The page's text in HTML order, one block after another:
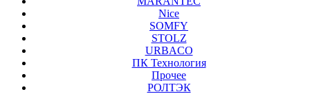
Nice
SOMFY
STOLZ
URBACO
ПК Технология
Прочее
РОЛТЭК